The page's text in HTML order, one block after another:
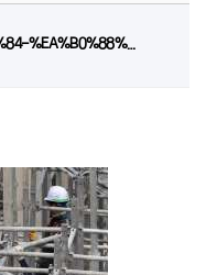
%EA%B0%88%…